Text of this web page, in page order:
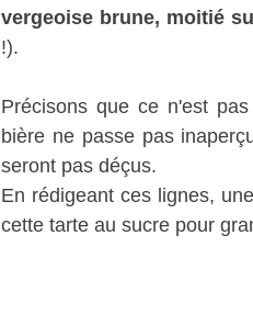
vergeoise brune, moitié
!).
Précisons que ce n'est
bière ne passe pas
seront pas déçus.
En rédigeant ces lignes,
cette tarte au sucre pour